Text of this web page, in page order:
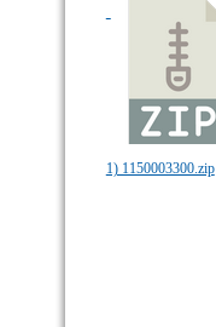
1) 1150003300.zip